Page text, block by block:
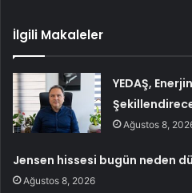
İlgili Makaleler
YEDAŞ,
Ağustos 8,
Jensen hissesi bugün neden
Ağustos 8, 2026